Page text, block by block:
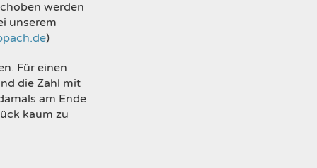
werden
unserem
)
Für einen
die Zahl mit
am Ende
kaum zu